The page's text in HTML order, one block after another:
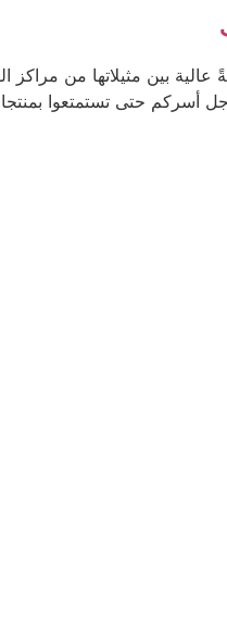
بين مثيلاتها من
أسركم حتى تستمتعوا